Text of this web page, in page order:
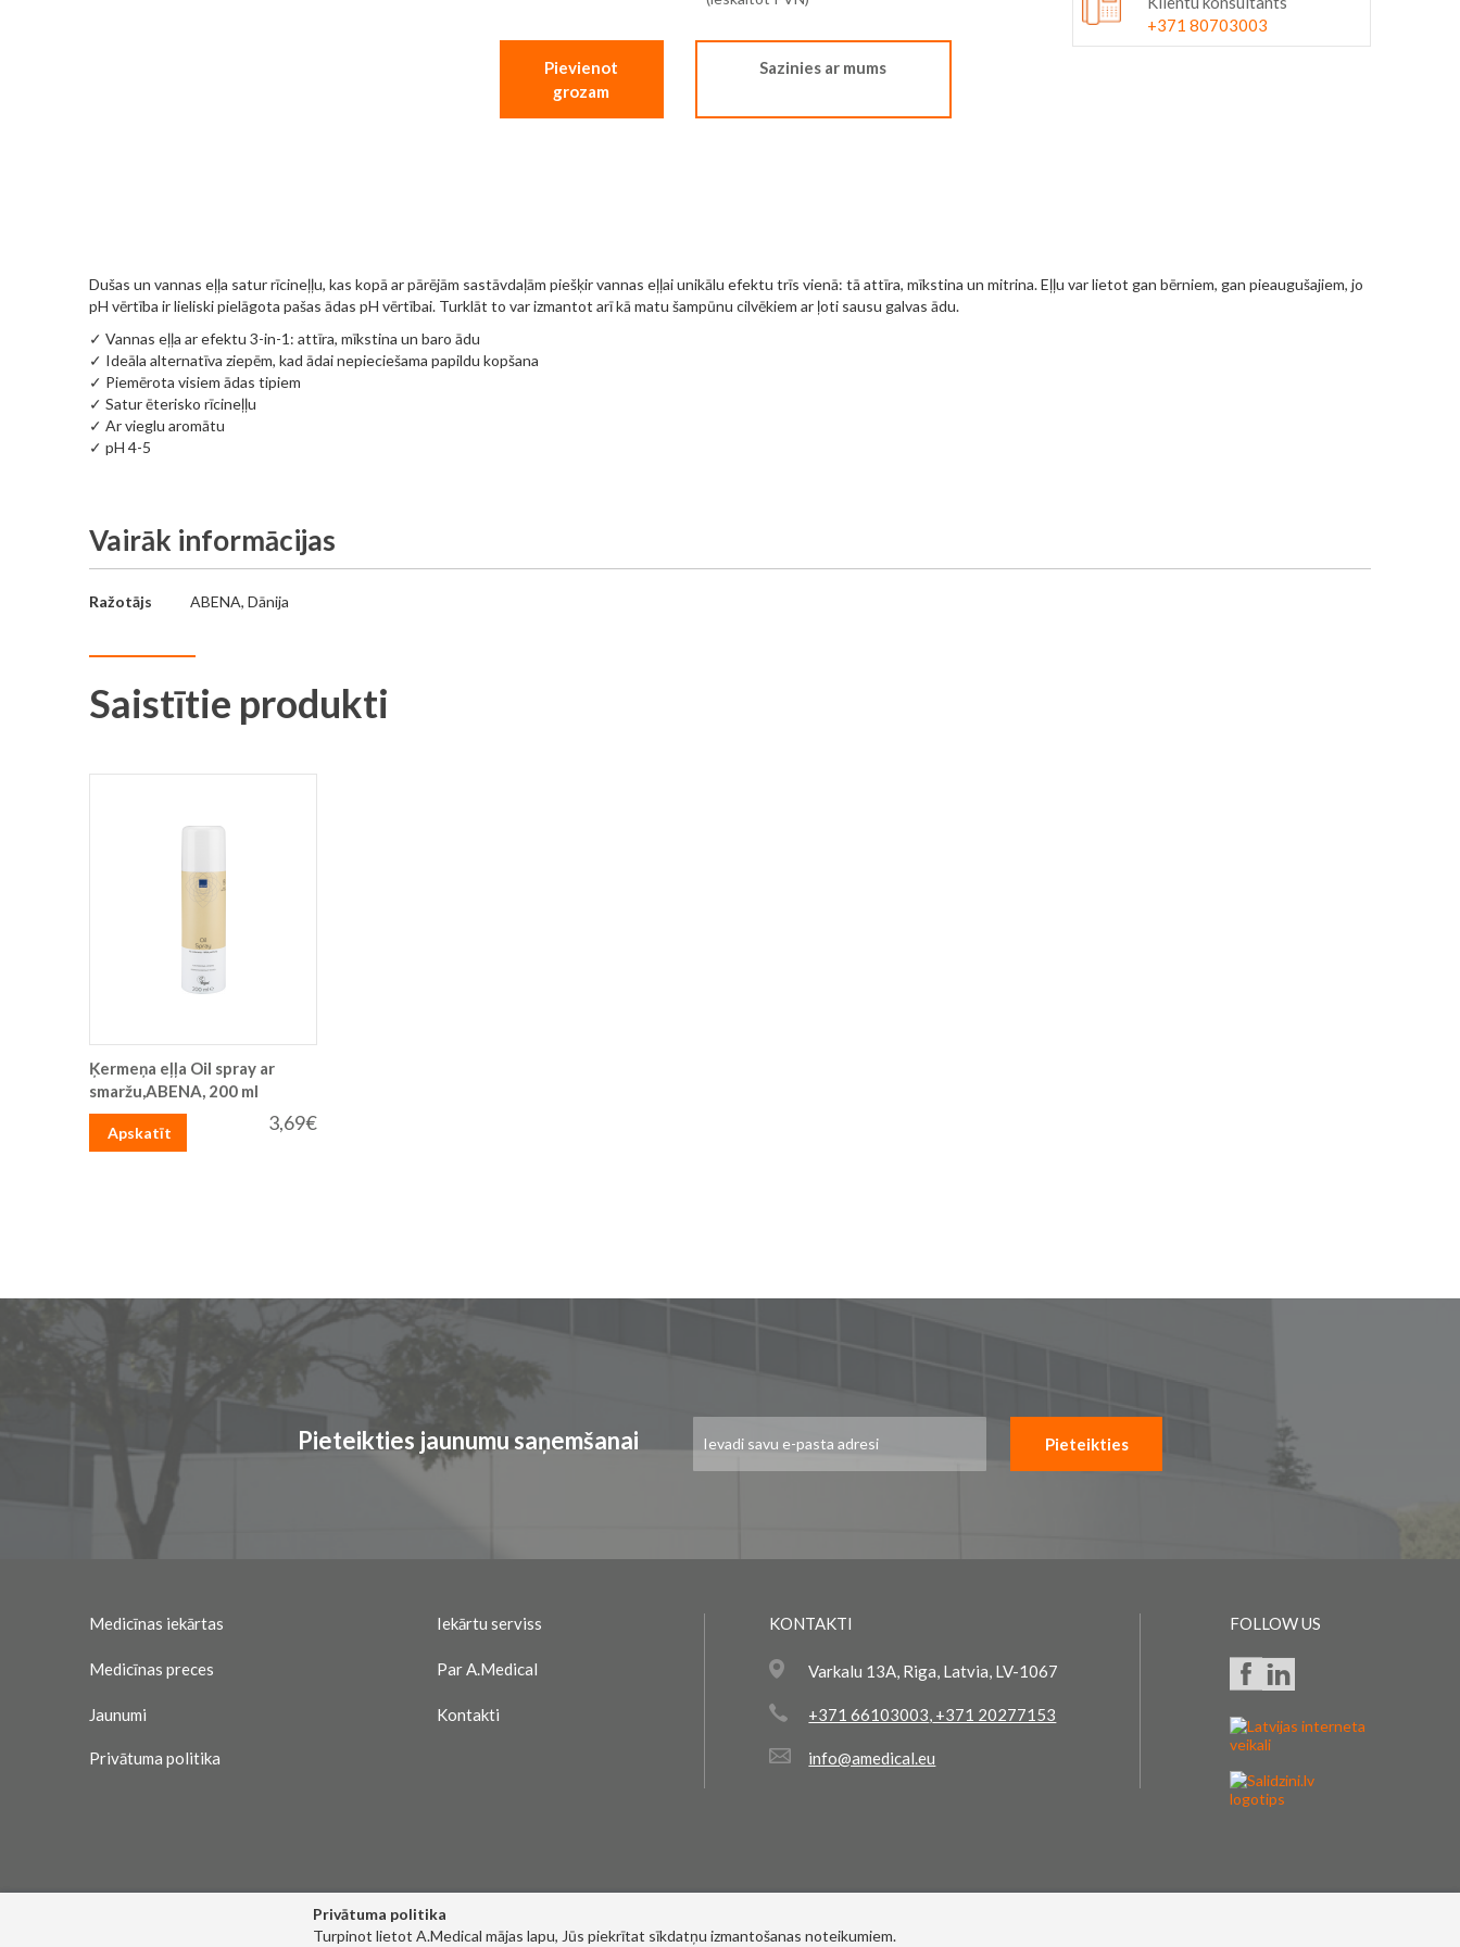
Privātuma politika
Turpinot lietot A.Medical mājas lapu, Jūs piekrītat sīkdatņu izmantošanas noteikumiem.
+371 80703003
Pievienot
grozam
Sazinies ar mums
Dušas un vannas eļļa satur rīcineļļu, kas kopā ar pārējām sastāvdaļām piešķir vannas eļļai unikālu efektu trīs vienā: tā attīra, mīkstina un mitrina. Eļļu var lietot gan bērniem, gan pieaugušajiem, jo
pH vērtība ir lieliski pielāgota pašas ādas pH vērtībai. Turklāt to var izmantot arī kā matu šampūnu cilvēkiem ar ļoti sausu galvas ādu.
✓ Vannas eļļa ar efektu 3-in-1: attīra, mīkstina un baro ādu
✓ Ideāla alternatīva ziepēm, kad ādai nepieciešama papildu kopšana
✓ Piemērota visiem ādas tipiem
✓ Satur ēterisko rīcineļļu
✓ Ar vieglu aromātu
✓ pH 4-5
Vairāk informācijas
Vairāk
Ražotājs ABENA, Dānija
Saistītie produkti
Ķermeņa eļļa Oil spray ar
smaržu,ABENA, 200 ml
3,69€
Apskatīt
Pieteikties jaunumu saņemšanai
jaunumu
Pieteikties
Medicīnas iekārtas Iekārtu serviss
Medicīnas preces Par A.Medical
Jaunumi Kontakti
Privātuma politika
KONTAKTI
Varkalu 13A, Riga, Latvia, LV-1067
+371 66103003, +371 20277153
info@amedical.eu
FOLLOW US